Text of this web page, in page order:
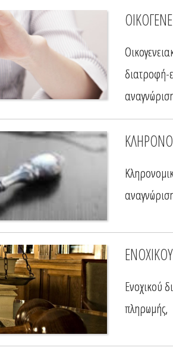
διατροφή-
Ενοχικού
πληρωμής,